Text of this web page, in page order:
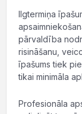
Ilgtermiņa
pārvaldība
risināšanu,
īpašums tiek
tikai minimāla
Profesionāla